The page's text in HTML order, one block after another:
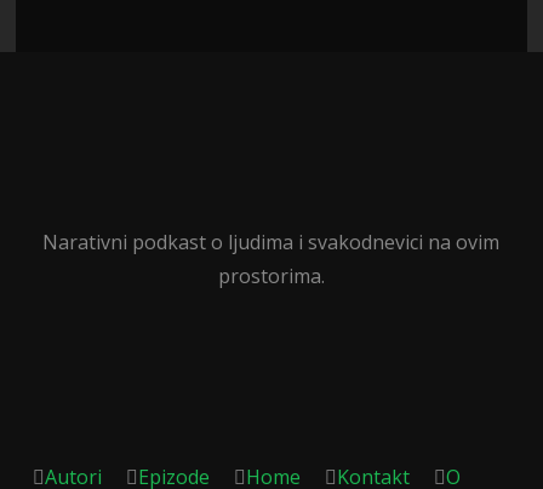
Narativni podkast o ljudima i svakodnevici na ovim
prostorima.
Autori Epizode Home Kontakt O